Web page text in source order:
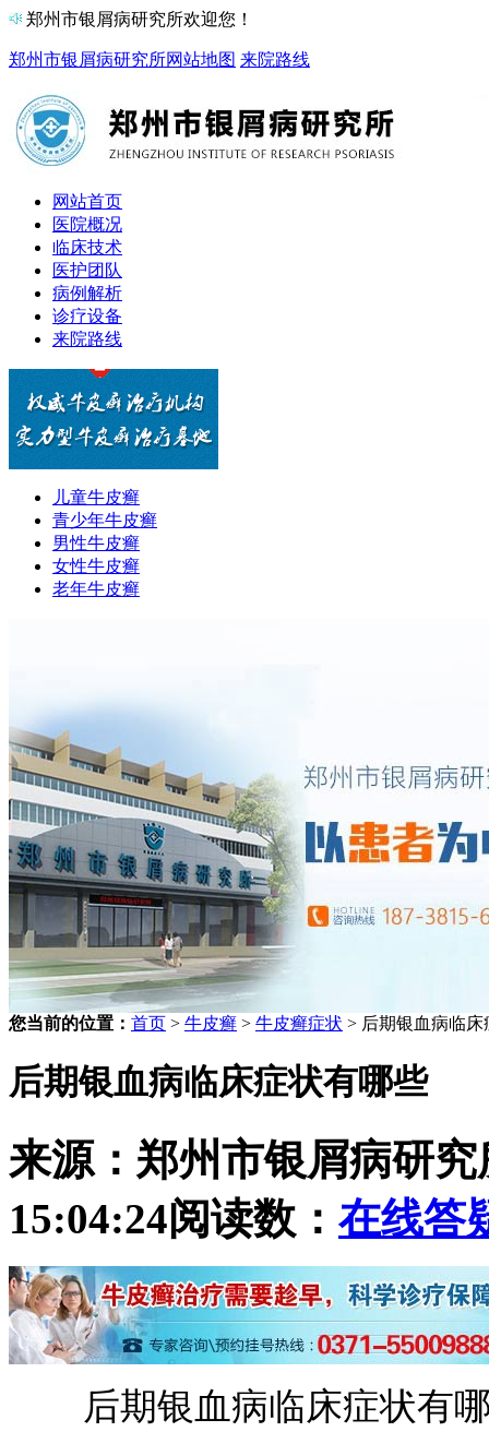
郑州市银屑病研究所欢迎您！
郑州市银屑病研究所网站地图 来院路线
网站首页
医院概况
临床技术
医护团队
病例解析
诊疗设备
来院路线
儿童牛皮癣
青少年牛皮癣
男性牛皮癣
女性牛皮癣
老年牛皮癣
您当前的位置： 首页 > 牛皮癣 > 牛皮癣症状 > 后期银血病临床
后期银血病临床症状有哪些
来源：郑州市银屑病研究
15:04:24阅读数： 在线答
后期银血病临床症状有哪